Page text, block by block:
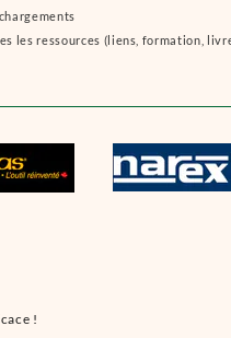
les ressources (liens, formation,
!